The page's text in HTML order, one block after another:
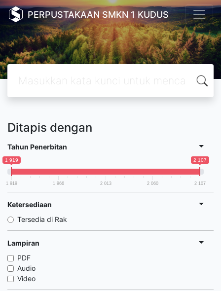
PERPUSTAKAAN SMKN 1 KUDUS
Ditapis dengan
Tahun Penerbitan
1 919 2 107
1 919 1 966 2 013 2 060 2 107
Ketersediaan
Tersedia di Rak
Lampiran
PDF
Audio
Video